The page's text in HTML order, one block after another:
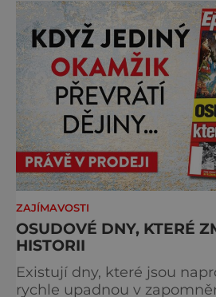
Můstek si dodnes
charakter, klid a zvláštní
šumavských hřebenů, kde
ZAJÍMAVOSTI
OSUDOVÉ DNY, KTERÉ
HISTORII
Existují dny, které jsou
rychle upadnou v